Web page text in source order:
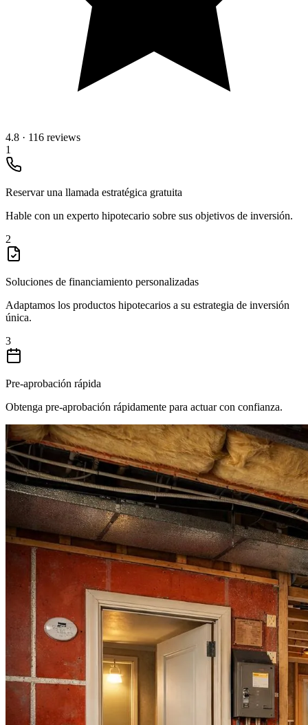
4.8 · 116 reviews
1
Reservar una llamada estratégica gratuita
Hable con un experto hipotecario sobre sus objetivos de inversión.
2
Soluciones de financiamiento personalizadas
Adaptamos los productos hipotecarios a su estrategia de inversión
única.
3
Pre-aprobación rápida
Obtenga pre-aprobación rápidamente para actuar con confianza.